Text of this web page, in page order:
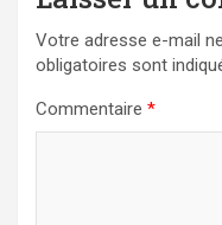
Votre adresse e-mail
obligatoires sont
Commentaire *